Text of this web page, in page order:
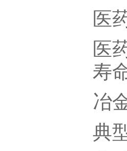
医
医
寿
冶
典